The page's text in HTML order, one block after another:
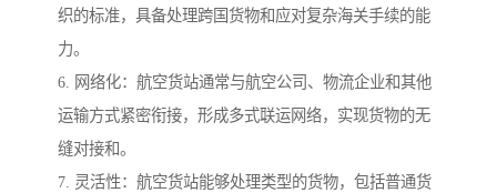
织的标准，具备处理跨国货物和应对复杂海关手续的能
力。
6. 网络化：航空货站通常与航空公司、物流企业和其他
运输方式紧密衔接，形成多式联运网络，实现货物的无
缝对接和。
7. 灵活性：航空货站能够处理类型的货物，包括普通货